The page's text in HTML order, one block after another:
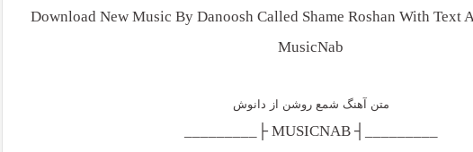
Download New Music By Danoosh Called Shame Roshan With Text
MusicNab
متن آهنگ شمع روشن از دانوش
_________┤ MUSICNAB ├_________